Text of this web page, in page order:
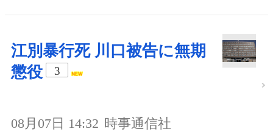
江別暴行死 川口被告に無期
懲役
3
08月07日 14:32 時事通信社